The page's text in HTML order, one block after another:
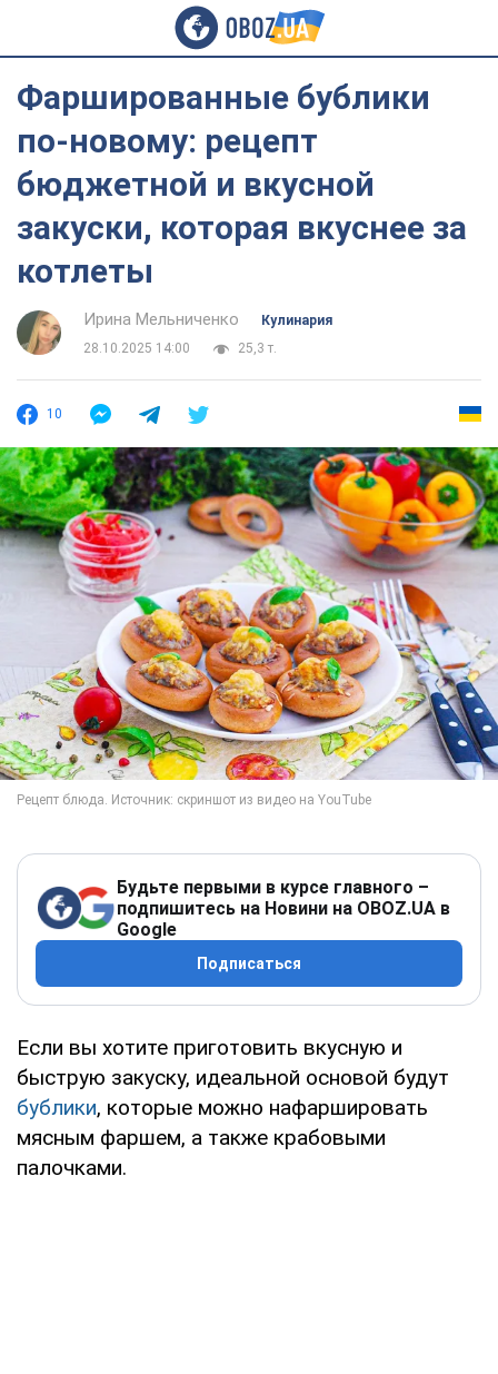
Фаршированные бублики
по-новому: рецепт
бюджетной и вкусной
закуски, которая вкуснее за
котлеты
Ирина Мельниченко
Кулинария
28.10.2025 14:00
25,3 т.
10
Будьте первыми в курсе главного –
подпишитесь на Новини на OBOZ.UA в
Google
Подписаться
Если вы хотите приготовить вкусную и
быструю закуску, идеальной основой будут
бублики, которые можно нафаршировать
мясным фаршем, а также крабовыми
палочками.